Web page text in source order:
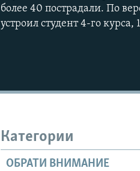
более 40 пострадали. По
устроил студент 4-го
Категории
ОБРАТИ ВНИМАНИЕ